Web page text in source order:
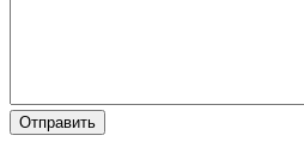
Отправить